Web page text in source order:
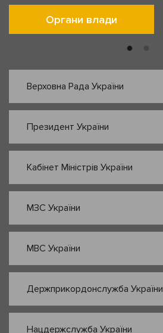
Органи влади
Верховна Рада України
Президент України
Кабінет Міністрів України
МЗС України
МВС України
Держприкордонслужба України
Нацдержслужба України